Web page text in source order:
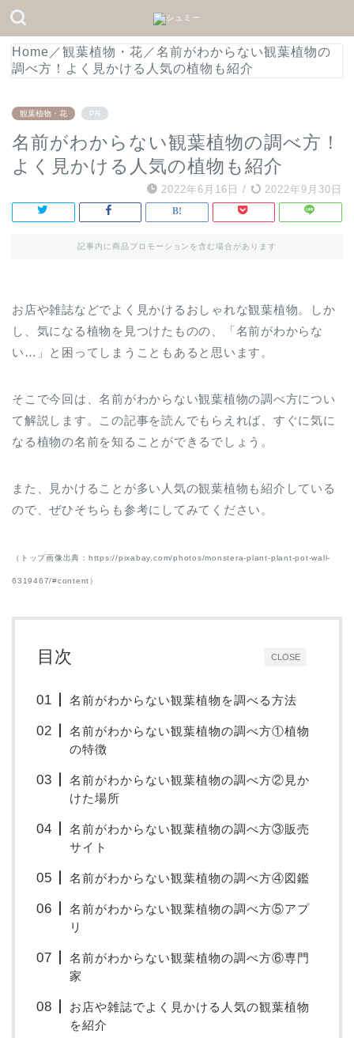
Home ／観葉植物・花 ／名前がわからない観葉植物の
調べ方！よく見かける人気の植物も紹介
観葉植物・花 PR
名前がわからない観葉植物の調べ方！
よく見かける人気の植物も紹介
2022年6月16日 / 2022年9月30日
記事内に商品プロモーションを含む場合があります
お店や雑誌などでよく見かけるおしゃれな観葉植物。しか
し、気になる植物を見つけたものの、「名前がわからな
い…」と困ってしまうこともあると思います。
そこで今回は、名前がわからない観葉植物の調べ方につい
て解説します。この記事を読んでもらえれば、すぐに気に
なる植物の名前を知ることができるでしょう。
また、見かけることが多い人気の観葉植物も紹介している
ので、ぜひそちらも参考にしてみてください。
（トップ画像出典：https://pixabay.com/photos/monstera-plant-plant-pot-wall-
6319467/#content）
CLOSE
目次
名前がわからない観葉植物を調べる方法
名前がわからない観葉植物の調べ方①植物
の特徴
名前がわからない観葉植物の調べ方②見か
けた場所
名前がわからない観葉植物の調べ方③販売
サイト
名前がわからない観葉植物の調べ方④図鑑
名前がわからない観葉植物の調べ方⑤アプ
リ
名前がわからない観葉植物の調べ方⑥専門
家
お店や雑誌でよく見かける人気の観葉植物
を紹介